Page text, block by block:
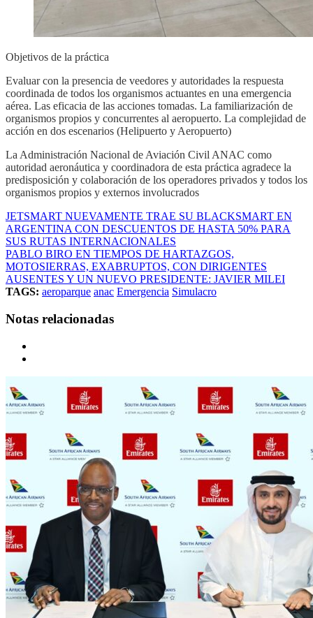
Objetivos de la práctica
Evaluar con la presencia de veedores y autoridades la respuesta
coordinada de todos los organismos actuantes en una emergencia
aérea. Las eficacia de las acciones tomadas. La familiarización de
organismos propios y concurrentes al aeropuerto. La complejidad de
acción en dos escenarios (Helipuerto y Aeropuerto)
La Administración Nacional de Aviación Civil ANAC como
autoridad aeronáutica y coordinadora de esta práctica agradece la
predisposición y colaboración de los operadores privados y todos los
organismos propios y externos involucrados
JETSMART NUEVAMENTE TRAE SU BLACKSMART EN
ARGENTINA CON DESCUENTOS DE HASTA 50% PARA
SUS RUTAS INTERNACIONALES
PABLO BIRO EN TIEMPOS DE HARTAZGOS,
MOTOSIERRAS, EXABRUPTOS, CON DIRIGENTES
AUSENTES Y UN NUEVO PRESIDENTE: JAVIER MILEI
TAGS: aeroparque anac Emergencia Simulacro
Notas relacionadas